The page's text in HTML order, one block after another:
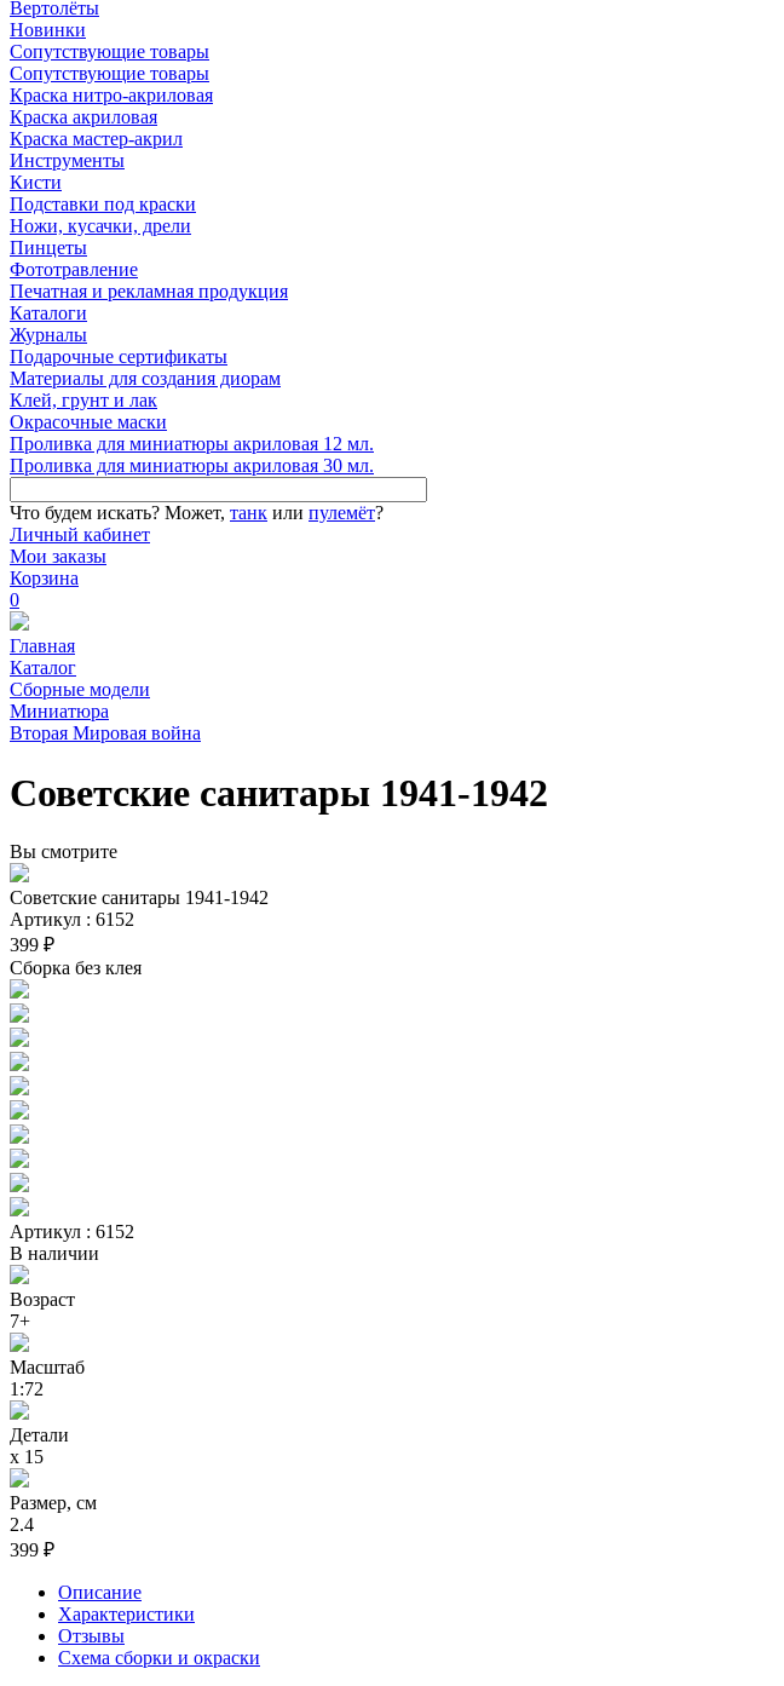
Вертолёты
Новинки
Сопутствующие товары
Сопутствующие товары
Краска нитро-акриловая
Краска акриловая
Краска мастер-акрил
Инструменты
Кисти
Подставки под краски
Ножи, кусачки, дрели
Пинцеты
Фототравление
Печатная и рекламная продукция
Каталоги
Журналы
Подарочные сертификаты
Материалы для создания диорам
Клей, грунт и лак
Окрасочные маски
Проливка для миниатюры акриловая 12 мл.
Проливка для миниатюры акриловая 30 мл.
Что будем искать? Может, танк или пулемёт?
Личный кабинет
Мои заказы
Корзина
0
Главная
Каталог
Сборные модели
Миниатюра
Вторая Мировая война
Советские санитары 1941-1942
Вы смотрите
Советские санитары 1941-1942
Артикул : 6152
399 ₽
Сборка без клея
Артикул : 6152
В наличии
Возраст
7+
Масштаб
1:72
Детали
х 15
Размер, см
2.4
399 ₽
Описание
Характеристики
Отзывы
Схема сборки и окраски